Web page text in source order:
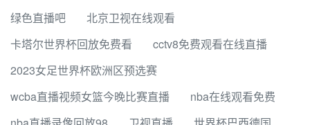
绿色直播吧
北京卫视在线观看
卡塔尔世界杯回放免费看
cctv8免费观看在线直播
2023女足世界杯欧洲区预选赛
wcba直播视频女篮今晚比赛直播
nba在线观看免费